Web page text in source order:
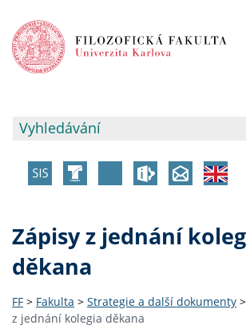
Zápisy z jednání
děkana
FF > Fakulta > Strategie a další dokumenty >
z jednání kolegia děkana